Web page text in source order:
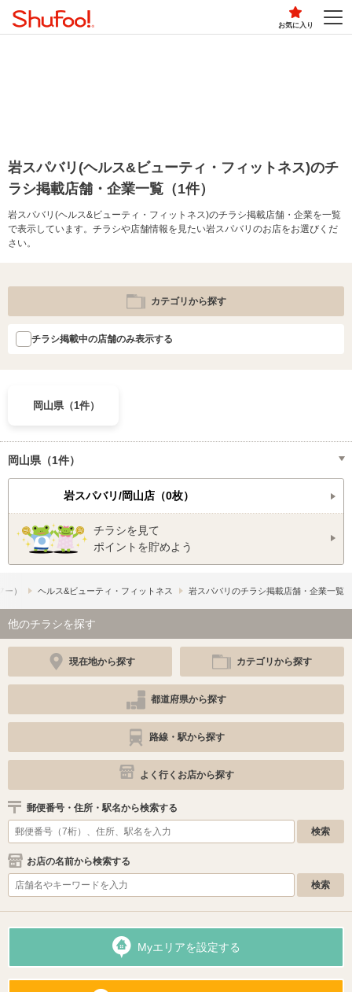
お気に入り
岩スパバリ(ヘルス&ビューティ・フィットネス)のチ
ラシ掲載店舗・企業一覧（1件）
岩スパバリ(ヘルス&ビューティ・フィットネス)のチラシ掲載店舗・企業を一覧
で表示しています。チラシや店舗情報を見たい岩スパバリのお店をお選びくだ
さい。
カテゴリから探す
チラシ掲載中の店舗のみ表示する
岡山県（1件）
岡山県（1件）
岩スパバリ/岡山店（0枚）
チラシを見て
ポイントを貯めよう
） ヘルス&ビューティ・フィットネス 岩スパバリのチラシ掲載店舗・企業一覧
他のチラシを探す
現在地から探す カテゴリから探す
都道府県から探す
路線・駅から探す
よく行くお店から探す
郵便番号・住所・駅名から検索する
お店の名前から検索する
Myエリアを設定する